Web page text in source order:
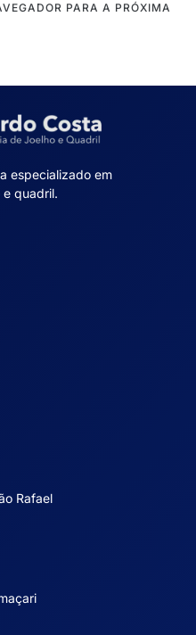
PARA A PRÓXIMA
especializado em
quadril.
Rafael